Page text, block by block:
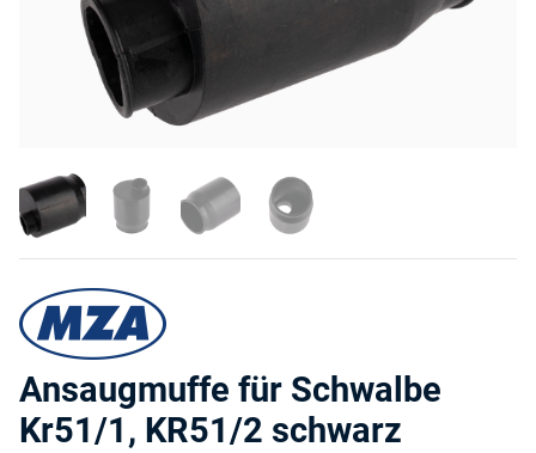
Ansaugmuffe für Schwalbe
Kr51/1, KR51/2 schwarz